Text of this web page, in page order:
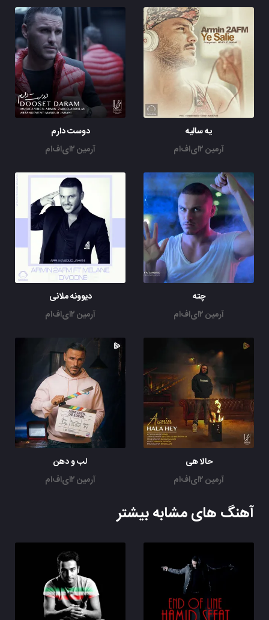
نکنه رابطه ی کاری داری باز با ایشون
خدایی بگو یعنی انقدر خجالت داشت
حالا دوس پسرت یکمی کسالت داشت
مگه چیکار کرده بود این مدلی
این کارا رو کردی توی کصافط باهاش
من هنوز همون ادمم هنوزم تخسم
واسه هر چیزت الکی هی بغضم
نمیترکه تو بودی دلیل افت م
پس از ما بکش بیرون لدفا
چون دیگه همه جوره تو رو تست کردم
تو این شرایطم نبودت رو حس کردم
بگو ببینم خب تو الان کجایی
برو که هیچی بین ما نیس اصلا
زندگیم با تو پاچید از هم
من به نبود تو راضی هستم
چون تو رفتی گذاشتی خالی دستم
یه سالیه
آرمین ۲ای‌اف‌ام
دوست دارم
آرمین ۲ای‌اف‌ام
چته
آرمین ۲ای‌اف‌ام
دیوونه ملانی
آرمین ۲ای‌اف‌ام
حالا هی
آرمین ۲ای‌اف‌ام
لب و دهن
آرمین ۲ای‌اف‌ام
آهنگ های مشابه بیشتر